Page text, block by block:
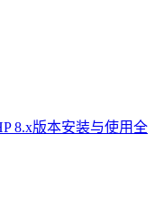
8.x版本安装与使用全